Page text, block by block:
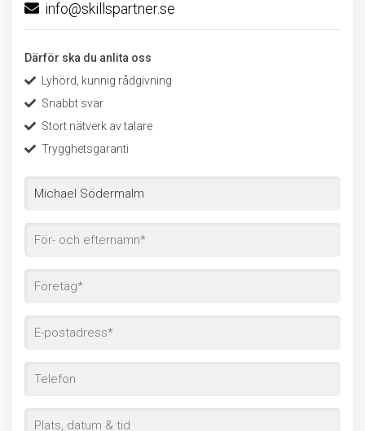
info@skillspartner.se
Därför ska du anlita oss
Lyhörd, kunnig rådgivning
Snabbt svar
Stort nätverk av talare
Trygghetsgaranti